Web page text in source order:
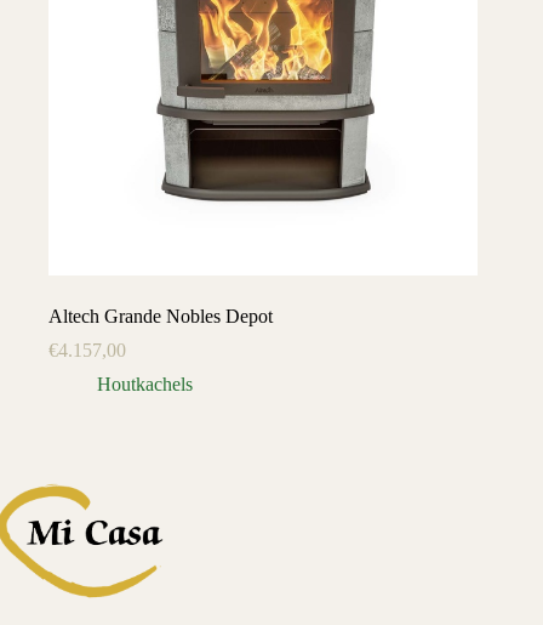
Altech Grande Nobles Depot
€4.157,00
Houtkachels